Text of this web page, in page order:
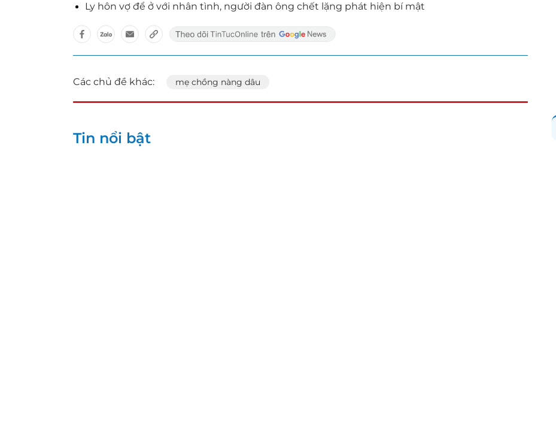
Ly hôn vợ để ở với nhân tình, người đàn ông chết lặng phát hiện bí mật
Các chủ đề khác: mẹ chồng nàng dâu
Tin nổi bật